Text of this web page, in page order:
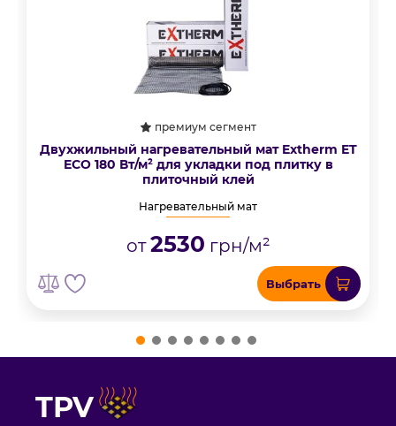
премиум сегмент
Двухжильный нагревательный мат Extherm ET
ECO 180 Вт/м² для укладки под плитку в
плиточный клей
Нагревательный мат
от2530 грн/м²
Выбрать
TPV